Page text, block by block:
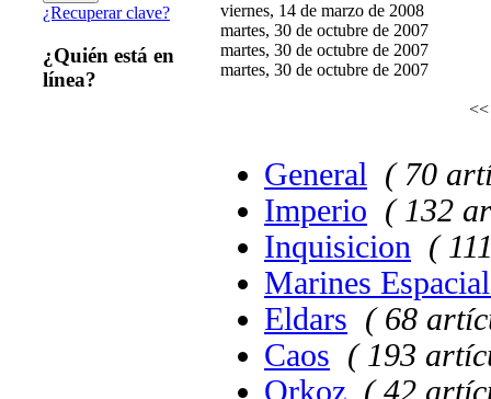
¿Recuperar clave?
¿Quién está en
línea?
viernes, 14 de marzo de 2008
martes, 30 de octubre de 2007
martes, 30 de octubre de 2007
martes, 30 de octubre de 2007
General ( 70
Imperio ( 132
Inquisicion (
Marines
Eldars ( 68
Caos ( 193
Orkoz ( 42